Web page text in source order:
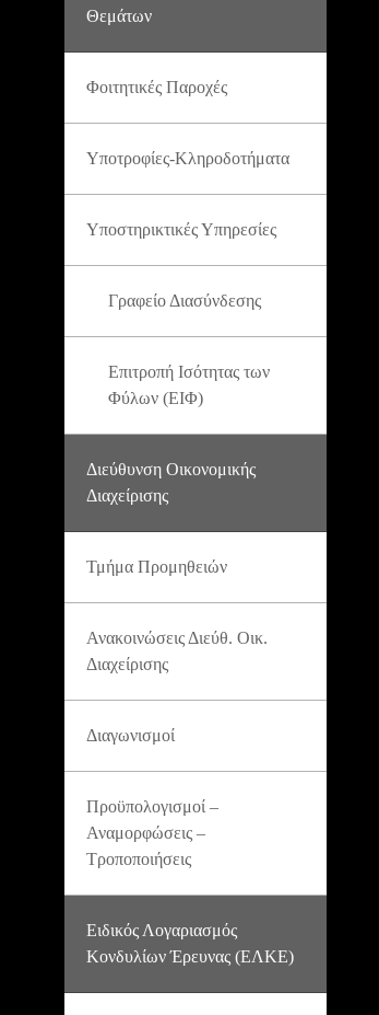
Θεμάτων
Φοιτητικές Παροχές
Υποτροφίες-Κληροδοτήματα
Υποστηρικτικές Υπηρεσίες
Γραφείο Διασύνδεσης
Επιτροπή Ισότητας των
Φύλων (ΕΙΦ)
Διεύθυνση Οικονομικής
Διαχείρισης
Τμήμα Προμηθειών
Ανακοινώσεις Διεύθ. Οικ.
Διαχείρισης
Διαγωνισμοί
Προϋπολογισμοί –
Αναμορφώσεις –
Τροποποιήσεις
Ειδικός Λογαριασμός
Κονδυλίων Έρευνας (ΕΛΚΕ)